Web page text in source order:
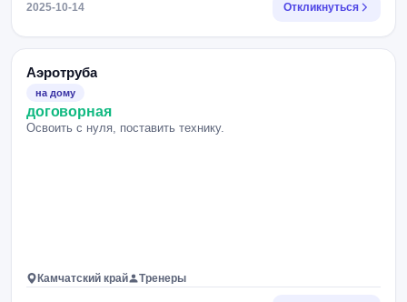
2025-10-14 Откликнуться
Аэротруба
на дому
договорная
Освоить с нуля, поставить технику.
Камчатский край Тренеры